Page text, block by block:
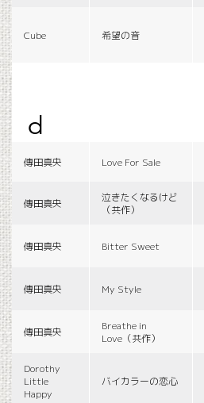
Cube 希望の音
d
傳田真央 Love For Sale
傳田真央
泣きたくなるけど
（共作）
傳田真央 Bitter Sweet
傳田真央 My Style
傳田真央
Breathe in
Love（共作）
Dorothy
Little
Happy
バイカラーの恋心